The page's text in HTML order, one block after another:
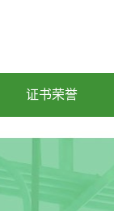
证书荣誉